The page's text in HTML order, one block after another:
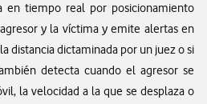
en tiempo real por posicionamiento
y la víctima y emite alertas en
distancia dictaminada por un juez o si
detecta cuando el agresor se
la velocidad a la que se desplaza o